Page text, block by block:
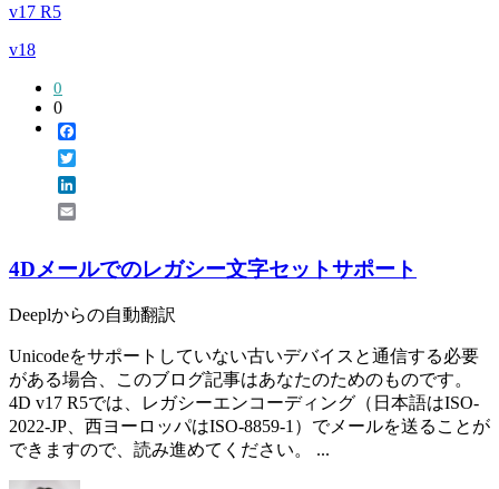
v17 R5
v18
0
0
4Dメールでのレガシー文字セットサポート
Deeplからの自動翻訳
Unicodeをサポートしていない古いデバイスと通信する必要
がある場合、このブログ記事はあなたのためのものです。
4D v17 R5では、レガシーエンコーディング（日本語はISO-
2022-JP、西ヨーロッパはISO-8859-1）でメールを送ることが
できますので、読み進めてください。 ...